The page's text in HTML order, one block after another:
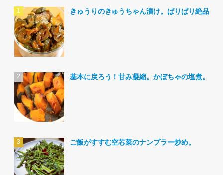
きゅうりのきゅうちゃん漬け。ぱりぱり絶品。
基本に戻ろう！甘み凝縮。かぼちゃの塩煮。
ご飯がすすむ空芯菜のナンプラー炒め。